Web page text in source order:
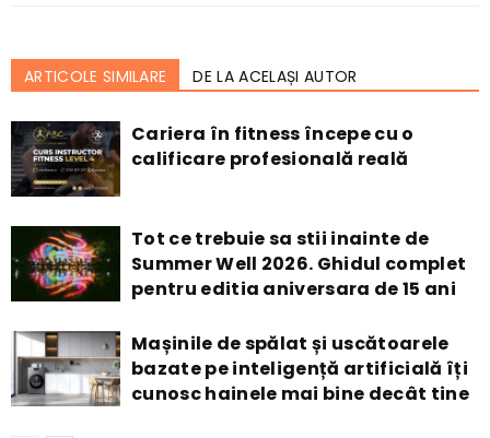
ARTICOLE SIMILARE DE LA ACELAȘI AUTOR
Cariera în fitness începe cu o
calificare profesională reală
Tot ce trebuie sa stii inainte de
Summer Well 2026. Ghidul complet
pentru editia aniversara de 15 ani
Mașinile de spălat și uscătoarele
bazate pe inteligență artificială îți
cunosc hainele mai bine decât tine